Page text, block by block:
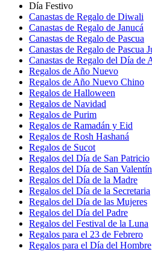
Día Festivo
Canastas de Regalo de Diwali
Canastas de Regalo de Janucá
Canastas de Regalo de Pascua
Canastas de Regalo de Pascua
Canastas de Regalo del Día de
Regalos de Año Nuevo
Regalos de Año Nuevo Chino
Regalos de Halloween
Regalos de Navidad
Regalos de Purim
Regalos de Ramadán y Eid
Regalos de Rosh Hashaná
Regalos de Sucot
Regalos del Día de San Patricio
Regalos del Día de San Valentín
Regalos del Día de la Madre
Regalos del Día de la Secretaria
Regalos del Día de las Mujeres
Regalos del Día del Padre
Regalos del Festival de la Luna
Regalos para el 23 de Febrero
Regalos para el Día del Hombre